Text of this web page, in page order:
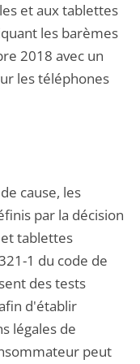
et aux tablettes
les barèmes
2018 avec un
les téléphones
cause, les
par la décision
tablettes
1 du code de
des tests
d'établir
légales de
peut